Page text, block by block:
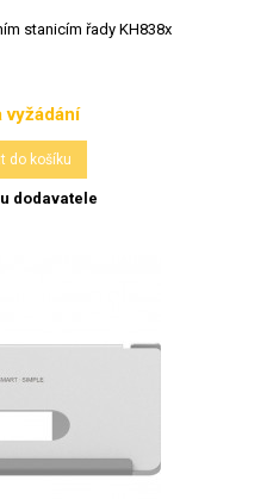
stanicím řady KH838x
Cena
vyžádání
do košíku
dodavatele